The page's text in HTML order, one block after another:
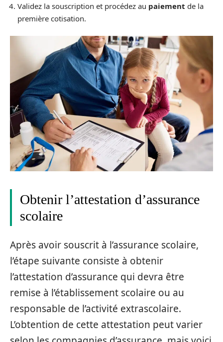
Validez la souscription et procédez au paiement de la
première cotisation.
Obtenir l’attestation d’assurance
scolaire
Après avoir souscrit à l’assurance scolaire,
l’étape suivante consiste à obtenir
l’attestation d’assurance qui devra être
remise à l’établissement scolaire ou au
responsable de l’activité extrascolaire.
L’obtention de cette attestation peut varier